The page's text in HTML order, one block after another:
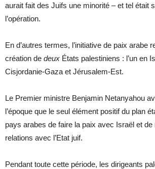
aurait fait des Juifs une minorité – et tel était
l’opération.
En d’autres termes, l’initiative de paix arabe
création de deux États palestiniens : l’un en
Cisjordanie-Gaza et Jérusalem-Est.
Le Premier ministre Benjamin Netanyahou
l’époque que le seul élément positif du plan
pays arabes de faire la paix avec Israël et
relations avec l’Etat juif.
Pendant toute cette période, les dirigeants